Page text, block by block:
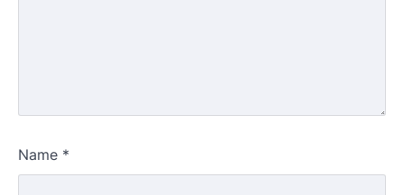
Name *